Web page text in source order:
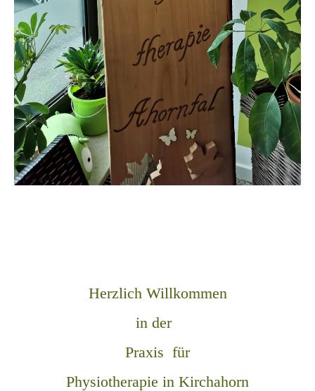
Herzlich Willkommen
in der
Praxis für
Physiotherapie in Kirchahorn